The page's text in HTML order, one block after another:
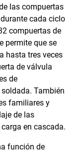
las compuertas
cada ciclo
compuertas de
permite que se
hasta tres veces
de válvula
de
También
familiares y
de las
en cascada.
función de